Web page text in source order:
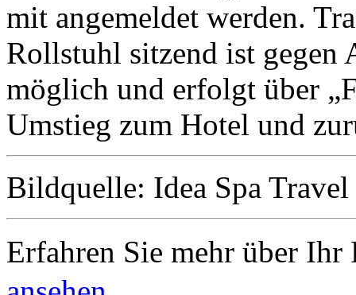
mit angemeldet werden.
Rollstuhl sitzend ist gegen
möglich und erfolgt über
Umstieg zum Hotel und
Bildquelle: Idea Spa
Erfahren Sie mehr über